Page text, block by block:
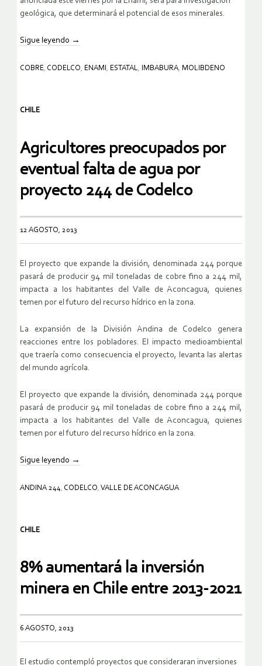
geológica, que determinará el potencial de esos minerales.
Sigue leyendo →
COBRE, CODELCO, ENAMI , ESTATAL, IMBABURA, MOLIBDENO
CHILE
Agricultores preocupados por
eventual falta de agua por
proyecto 244 de Codelco
12 AGOSTO, 2013
El proyecto que expande la división, denominada 244 porque
pasará de producir 94 mil toneladas de cobre fino a 244 mil,
impacta a los habitantes del Valle de Aconcagua, quienes
temen por el futuro del recurso hídrico en la zona.
La expansión de la División Andina de Codelco genera
reacciones entre los pobladores. El impacto medioambiental
que traería como consecuencia el proyecto, levanta las alertas
del mundo agrícola.
El proyecto que expande la división, denominada 244 porque
pasará de producir 94 mil toneladas de cobre fino a 244 mil,
impacta a los habitantes del Valle de Aconcagua, quienes
temen por el futuro del recurso hídrico en la zona.
Sigue leyendo →
ANDINA 244 CODELCO VALLE DE ACONCAGUA
CHILE
8% aumentará la inversión
minera en Chile entre 2013-2021
6 AGOSTO, 2013
El estudio contempló proyectos que consideraran inversiones